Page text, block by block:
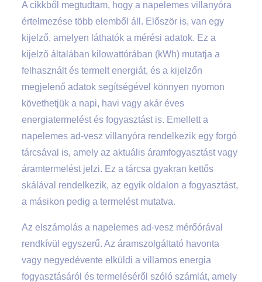
A cikkből megtudtam, hogy a napelemes villanyóra
értelmezése több elemből áll. Először is, van egy
kijelző, amelyen láthatók a mérési adatok. Ez a
kijelző általában kilowattórában (kWh) mutatja a
felhasznált és termelt energiát, és a kijelzőn
megjelenő adatok segítségével könnyen nyomon
követhetjük a napi, havi vagy akár éves
energiatermelést és fogyasztást is. Emellett a
napelemes ad-vesz villanyóra rendelkezik egy forgó
tárcsával is, amely az aktuális áramfogyasztást vagy
áramtermelést jelzi. Ez a tárcsa gyakran kettős
skálával rendelkezik, az egyik oldalon a fogyasztást,
a másikon pedig a termelést mutatva.
Az elszámolás a napelemes ad-vesz mérőórával
rendkívül egyszerű. Az áramszolgáltató havonta
vagy negyedévente elküldi a villamos energia
fogyasztásáról és termeléséről szóló számlát, amely